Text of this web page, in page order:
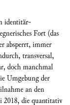
identitär-
Fort (das
absperrt, immer
transversal,
doch manchmal
Umgebung der
an den
2018, die quantitativ